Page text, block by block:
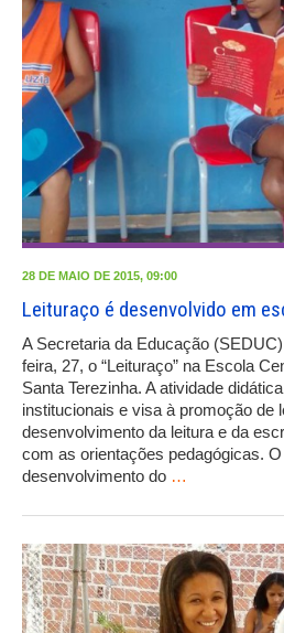
28 DE MAIO DE 2015, 09:00
Leituraço é desenvolvido em
A Secretaria da Educação
feira, 27, o “Leituraço” na Escola
Santa Terezinha. A atividade
institucionais e visa à promoção de
desenvolvimento da leitura e da
com as orientações pedagógicas. O
desenvolvimento do …